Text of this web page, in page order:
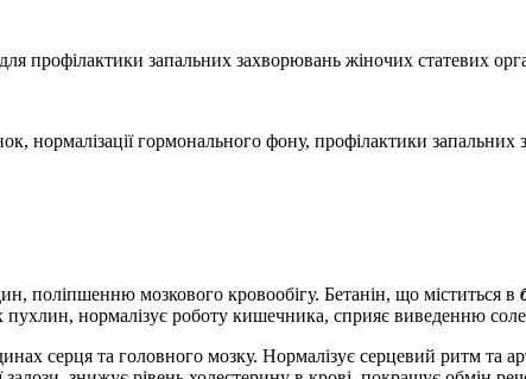
профілактики запальних захворювань жіночих статевих
нормалізації гормонального фону, профілактики
поліпшенню мозкового кровообігу. Бетанін, що міститься в
нормалізує роботу кишечника, сприяє виведенню
серця та головного мозку. Нормалізує серцевий ритм та